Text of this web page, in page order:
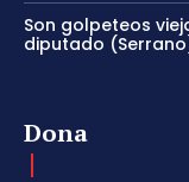
Son golpeteos
diputado
Dona